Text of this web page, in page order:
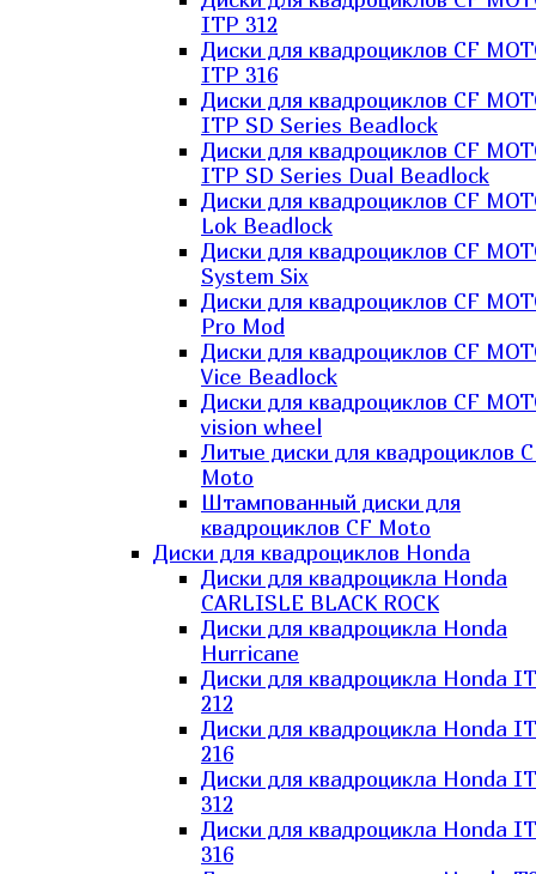
ITP 312
Диски для квадроциклов CF
ITP 316
Диски для квадроциклов CF
ITP SD Series Beadlock
Диски для квадроциклов CF
ITP SD Series Dual Beadlock
Диски для квадроциклов CF
Lok Beadlock
Диски для квадроциклов CF
System Six
Диски для квадроциклов CF
Pro Mod
Диски для квадроциклов CF
Vice Beadlock
Диски для квадроциклов CF
vision wheel
Литые диски для квадроциклов
Moto
Штампованный диски для
квадроциклов CF Moto
Диски для квадроциклов Honda
Диски для квадроцикла Honda
CARLISLE BLACK ROCK
Диски для квадроцикла Honda
Hurricane
Диски для квадроцикла Honda
212
Диски для квадроцикла Honda
216
Диски для квадроцикла Honda
312
Диски для квадроцикла Honda
316